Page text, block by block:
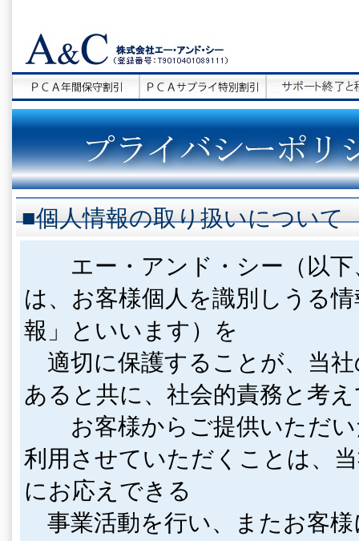
■個人情報の取り扱いについ
エー・アンド・シー（以下
は、お客様個人を識別しうる
報」といいます）を
適切に保護することが、当
あると共に、社会的責務と考
お客様からご提供いただい
利用させていただくことは、
にお応えできる
事業活動を行い、またお客様